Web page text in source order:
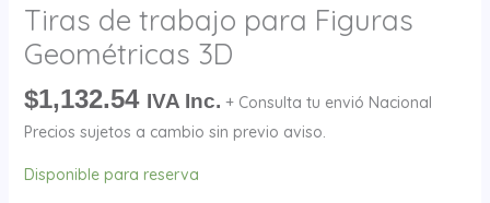
Tiras de trabajo para Figuras
Geométricas 3D
$1,132.54 IVA Inc. + Consulta tu envió Nacional
Precios sujetos a cambio sin previo aviso.
Disponible para reserva
Geométricas
3D